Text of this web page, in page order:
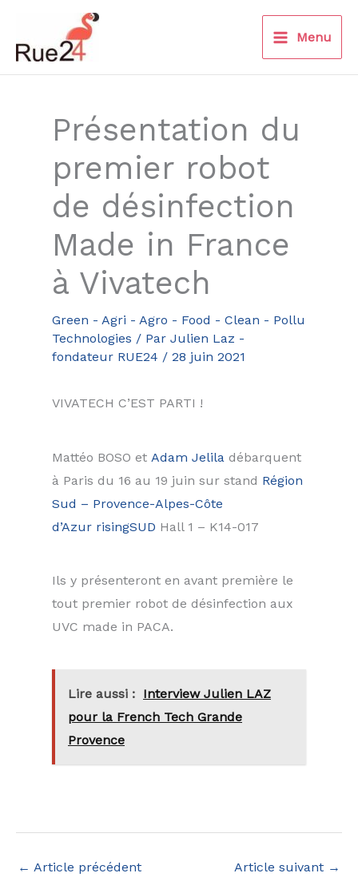
contenu
Menu
Présentation du
premier robot
de désinfection
Made in France
à Vivatech
Green - Agri - Agro - Food - Clean - Pollu
Technologies / Par Julien Laz -
fondateur RUE24 / 28 juin 2021
VIVATECH C’EST PARTI !
Mattéo BOSO et Adam Jelila débarquent
à Paris du 16 au 19 juin sur stand Région
Sud – Provence-Alpes-Côte
d’Azur risingSUD Hall 1 – K14-017
Ils y présenteront en avant première le
tout premier robot de désinfection aux
UVC made in PACA.
Lire aussi : Interview Julien LAZ
pour la French Tech Grande
Provence
← Article précédent Article suivant →